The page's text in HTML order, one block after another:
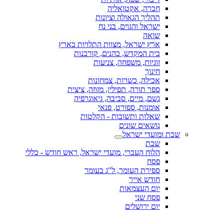
חברה, אקטואליה
תהליך הגאולה וציונות
ישראל והגוים, בני נח
שואה
ארץ ישראל, מצוות התלויות בארץ
בית המקדש, כהנים, קורבנות
זוגיות, משפחה, צניעות
חינוך
אכילה, כשרות, צמחונות
ספר תורה, תפילין, מזוזה, ציצית
גשם, מיים, סביבה, גיאוגרפיה
אומנות, ספורט, פנאי
שאלות ותשובות - הקלטות
נושאים שונים
שבת ומועדי ישראל
שבת
הלוח העברי, מועדי ישראל, ראש חודש - כללי
פסח
ספירת העומר, ל"ג בעומר
חודש אייר
יום העצמאות
פסח שני
יום ירושלים